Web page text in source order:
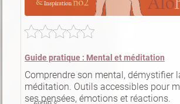
Guide pratique : Mental et méditation
Comprendre son mental, démystifier
méditation. Outils accessibles pour
ses pensées, émotions et réactions.